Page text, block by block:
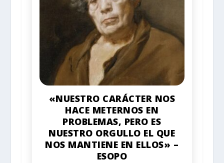
«NUESTRO CARÁCTER NOS
HACE METERNOS EN
PROBLEMAS, PERO ES
NUESTRO ORGULLO EL QUE
NOS MANTIENE EN ELLOS» –
ESOPO